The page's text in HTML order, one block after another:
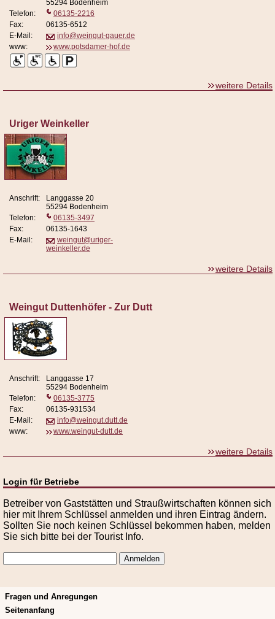
55294 Bodenheim
Telefon:
06135-2216
Fax:
06135-6512
E-Mail:
info@weingut-gauer.de
www:
www.potsdamer-hof.de
weitere Details
Uriger Weinkeller
Anschrift:
Langgasse 20
55294 Bodenheim
Telefon:
06135-3497
Fax:
06135-1643
E-Mail:
weingut@uriger-
weinkeller.de
weitere Details
Weingut Duttenhöfer - Zur Dutt
Anschrift:
Langgasse 17
55294 Bodenheim
Telefon:
06135-3775
Fax:
06135-931534
E-Mail:
info@weingut.dutt.de
www:
www.weingut-dutt.de
weitere Details
Login für Betriebe
Betreiber von Gaststätten und Straußwirtschaften können sich
hier mit Ihrem Schlüssel anmelden und ihren Eintrag ändern.
Sollten Sie noch keinen Schlüssel bekommen haben, melden
Sie sich bitte bei der Tourist Info.
Fragen und Anregungen
Seitenanfang